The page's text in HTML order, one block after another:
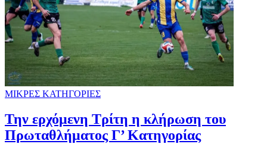
ΜΙΚΡΕΣ ΚΑΤΗΓΟΡΙΕΣ
Την ερχόμενη Τρίτη η κλήρωση του
Πρωταθλήματος Γ’ Κατηγορίας